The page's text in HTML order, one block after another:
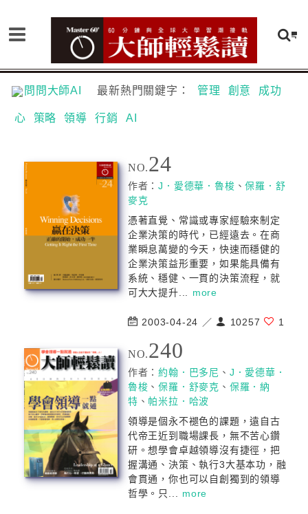
問問大師AI 最新熱門關鍵字： 管理 創意 成功
心 策略 領導 行銷 AI
NO.24
作者：J．愛德華．魯梭 、保羅．舒
麥克
憑著直覺、常識或專家經驗來制定
企業決策的時代，已經遠去。在商
業瞬息萬變的今天，快速而穩健的
企業決策益形重要，如果能具備有
系統、穩健、一貫的決策流程，就
可大大提升... more
2003-04-24 ／ 10257 1
NO.240
作者：約翰．巴多尼 、 J．愛德華．
魯梭 、保羅．舒麥克 、 保羅．納
特 、 帕米拉．哈波
領導是個永不褪色的課題，遠自古
代帝王近到職場課長，無不苦心鑽
研。想學會卓越領導沒有捷徑，把
握溝通、決策、執行3大基本功，融
會貫通，你也可以自創獨到的領導
哲學。只... more